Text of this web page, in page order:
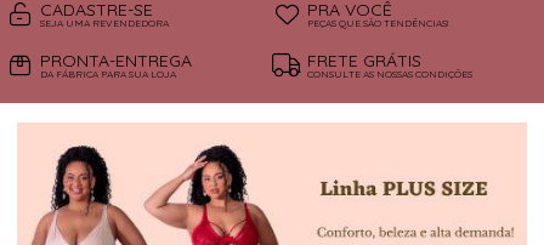
CADASTRE-SE
SEJA UMA REVENDEDORA
PRA VOCÊ
PEÇAS QUE SÃO TENDÊNCIAS!
PRONTA-ENTREGA
DA FÁBRICA PARA SUA LOJA
FRETE GRÁTIS
CONSULTE AS NOSSAS CONDIÇÕES